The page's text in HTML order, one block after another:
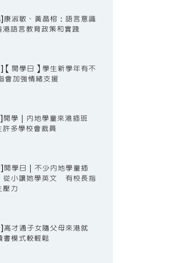
淑敏、黃晶榕：語言意識
語言教育政策和實踐
開學日】學生新學年有不
會加強情緒支援
學｜內地學童來港插班
多學校會裁員
學日｜不少內地學童插
小讓她學英文 有校長指
壓力
才通子女隨父母來港就
模式較輕鬆